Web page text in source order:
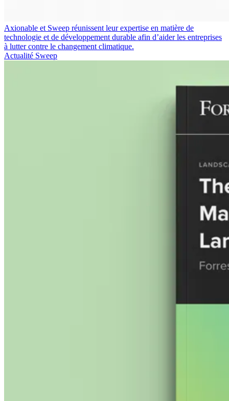
Axionable et Sweep réunissent leur expertise en matière de
technologie et de développement durable afin d’aider les entreprises
à lutter contre le changement climatique.
Actualité Sweep